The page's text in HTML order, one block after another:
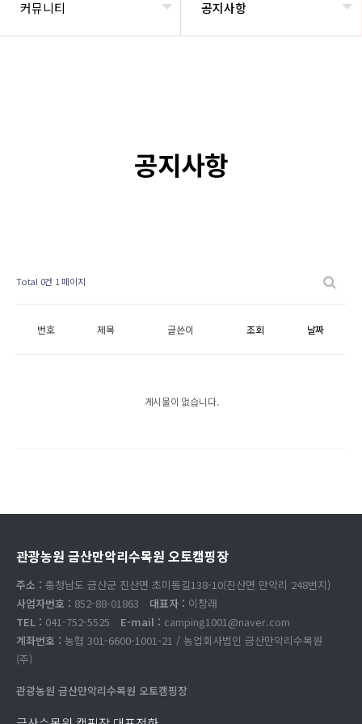
커뮤니티 공지사항
공지사항
Total 0건 1 페이지
번호 제목 글쓴이 조회 날짜
게시물이 없습니다.
관광농원 금산만악리수목원 오토캠핑장
주소 : 충청남도 금산군 진산면 초미동길138-10(진산면 만악리 248번지)
사업자번호 : 852-88-01863 대표자 : 이창래
TEL : 041-752-5525 E-mail : camping1001@naver.com
계좌번호 : 농협 301-6600-1001-21 / 농업회사법인 금산만악리수목원
(주)
관광농원 금산만악리수목원 오토캠핑장